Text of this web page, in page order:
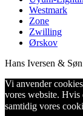
Westmark
Zone
Zwilling
Ørskov
Hans Iversen &
Vi anvender
vores website. Hvis
samtidig vores